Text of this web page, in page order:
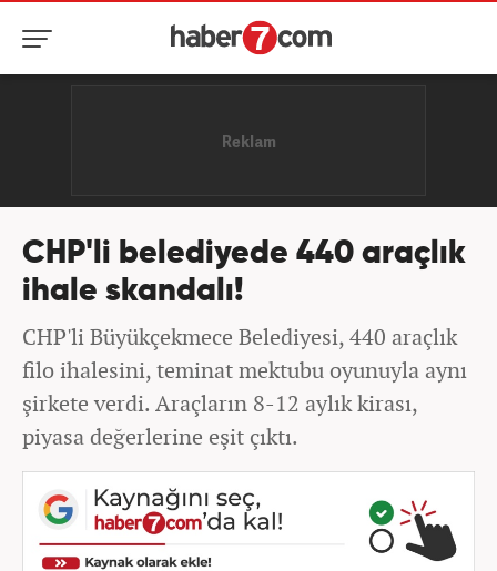
CHP'li belediyede 440 araçlık
ihale skandalı!
CHP'li Büyükçekmece Belediyesi, 440 araçlık
filo ihalesini, teminat mektubu oyunuyla aynı
şirkete verdi. Araçların 8-12 aylık kirası,
piyasa değerlerine eşit çıktı.